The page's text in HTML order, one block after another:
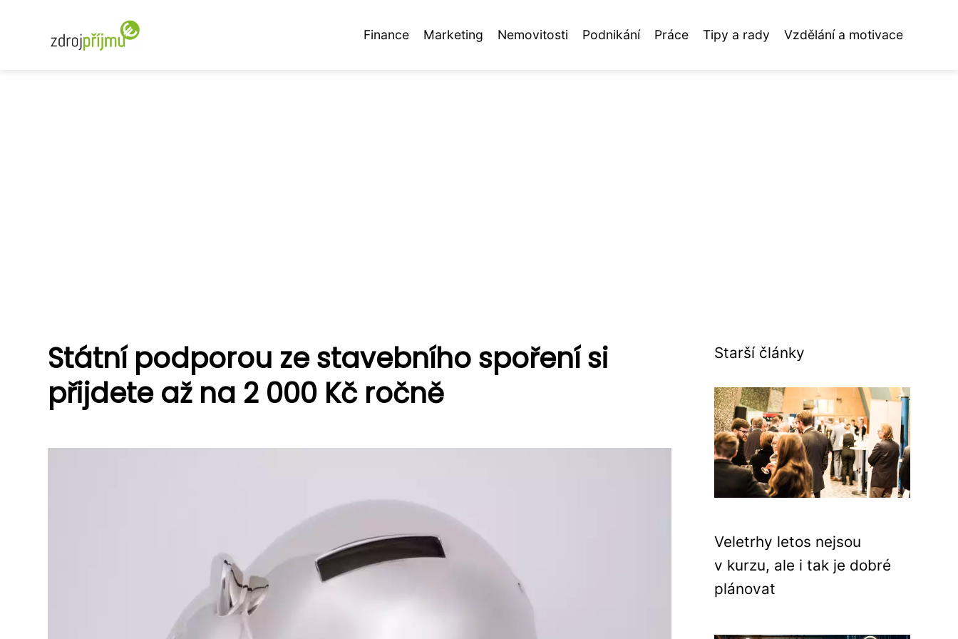
Finance Marketing Nemovitosti Podnikání Práce Tipy a rady Vzdělání a motivace
Státní podporou ze stavebního spoření si
přijdete až na 2 000 Kč ročně
Starší články
Veletrhy letos nejsou
v kurzu, ale i tak je dobré
plánovat